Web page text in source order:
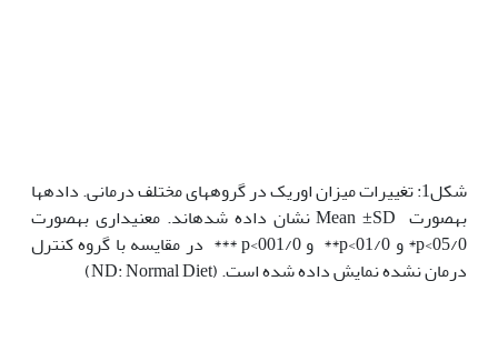
شکل1: تغییرات میزان اوریک در گروه‫های مختلف درمانی. داده‫ها
به‫صورت Mean ±SD نشان داده شده‫اند. معنی‫داری به‫صورت
05/0>p* و 01/0>p** و 001/0>p *** در مقایسه با گروه کنترل
درمان نشده نمایش داده شده است. (ND: Normal Diet)